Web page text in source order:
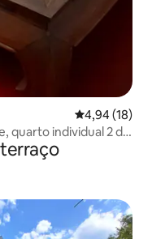
4,94 de uma
4,94 (18)
quarto individual 2 de